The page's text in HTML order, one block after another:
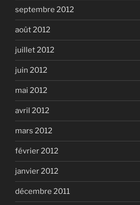
septembre 2012
août 2012
juillet 2012
juin 2012
mai 2012
avril 2012
mars 2012
février 2012
janvier 2012
décembre 2011